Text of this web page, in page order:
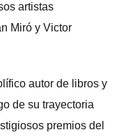
artistas
Miró y Victor
autor de libros y
de su trayectoria
premios del